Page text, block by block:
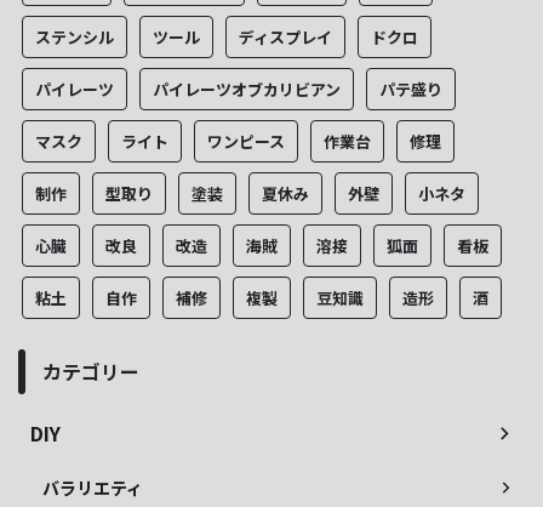
ステンシル ツール ディスプレイ ドクロ
パイレーツ パイレーツオブカリビアン パテ盛り
マスク ライト ワンピース 作業台 修理
制作 型取り 塗装 夏休み 外壁 小ネタ
心臓 改良 改造 海賊 溶接 狐面 看板
粘土 自作 補修 複製 豆知識 造形 酒
カテゴリー
DIY
バラリエティ